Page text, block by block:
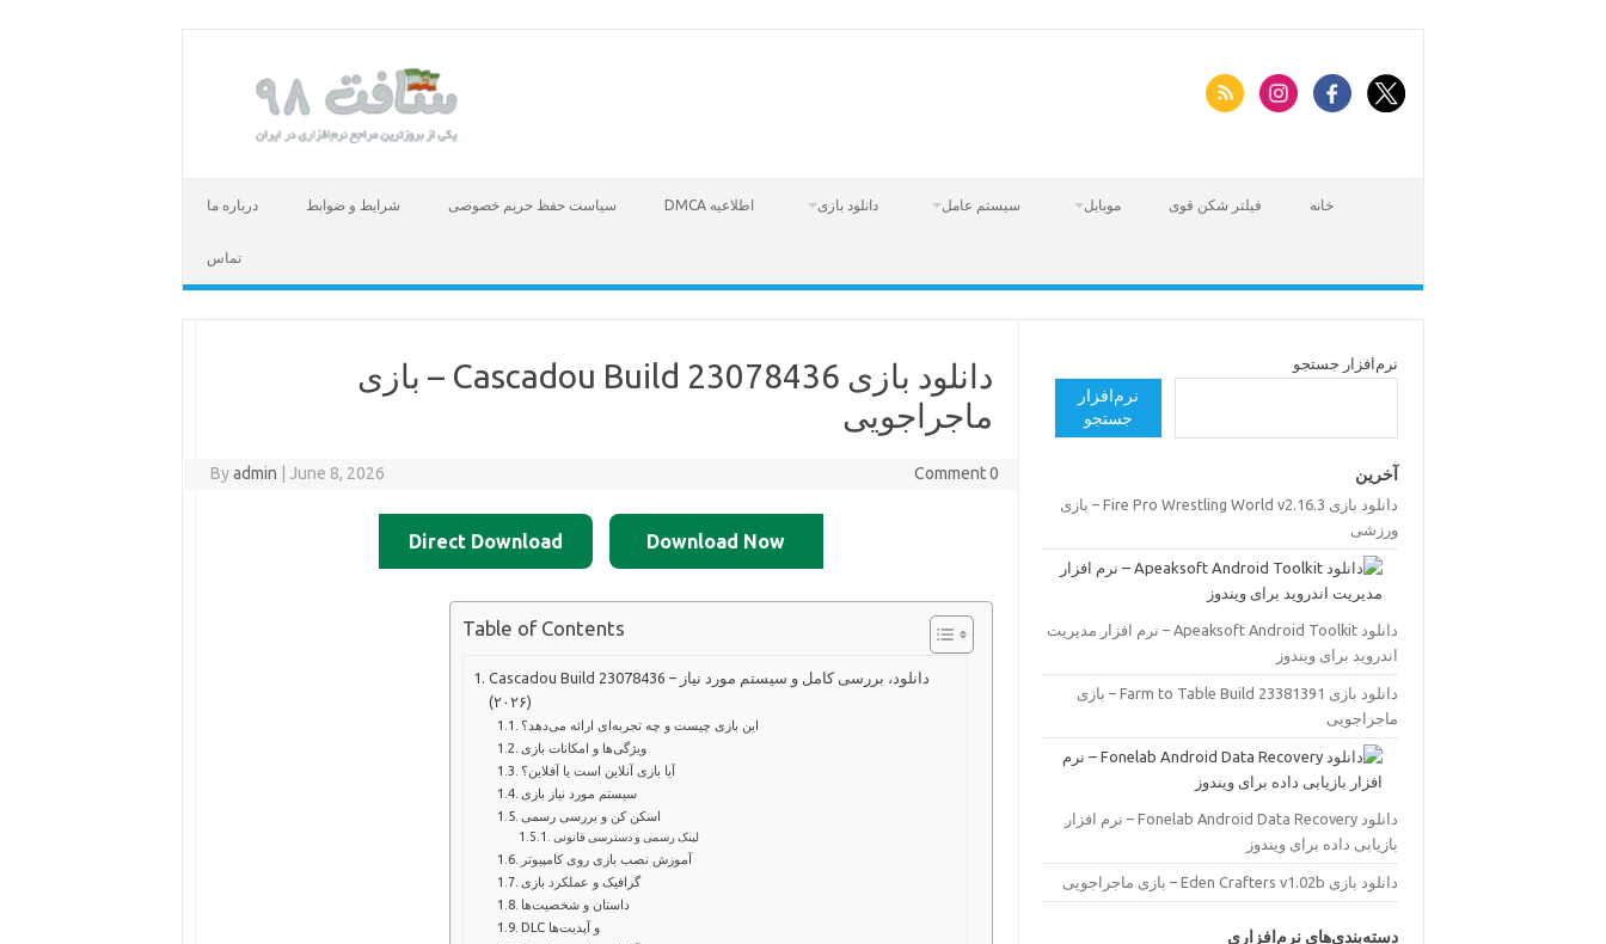
خانه فیلتر شکن قوی موبایل سیستم عامل دانلود بازی اطلاعیه DMCA سیاست حفظ حریم خصوصی شرایط و ضوابط درباره ما
تماس
دانلود بازی Cascadou Build 23078436 – بازی
ماجراجویی
Byadmin June 8, 2026 0 Comment
Download Now
Direct Download
Table of Contents
Cascadou Build 23078436 – دانلود، بررسی کامل و سیستم مورد نیاز
(۲۰۲۶)
این بازی چیست و چه تجربه‌ای ارائه می‌دهد؟
ویژگی‌ها و امکانات بازی
آیا بازی آنلاین است یا آفلاین؟
سیستم مورد نیاز بازی
اسکن کن و بررسی رسمی
لینک رسمی و دسترسی قانونی
آموزش نصب بازی روی کامپیوتر
گرافیک و عملکرد بازی
داستان و شخصیت‌ها
DLC و آپدیت‌ها
نرم‌افزار جستجو
نرم‌افزار
جستجو
آخرین
دانلود بازی Fire Pro Wrestling World v2.16.3 – بازی
ورزشی
دانلود Apeaksoft Android Toolkit – نرم افزار مدیریت
اندروید برای ویندوز
دانلود بازی Farm to Table Build 23381391 – بازی
ماجراجویی
دانلود Fonelab Android Data Recovery – نرم افزار
بازیابی داده برای ویندوز
دانلود بازی Eden Crafters v1.02b – بازی ماجراجویی
دسته‌بندی‌های نرم‌افزاری